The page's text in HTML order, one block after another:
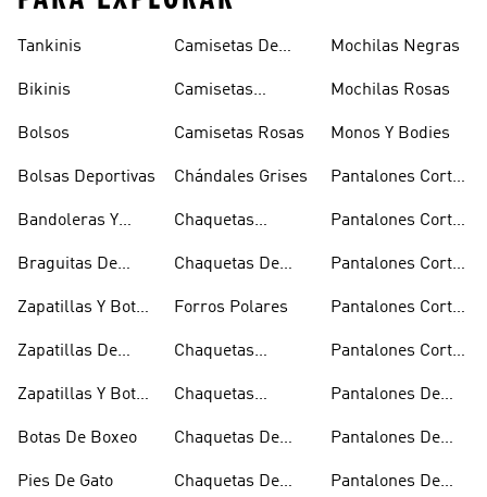
Tankinis
Bikinis
Bolsos
Bolsas Deportivas
Bandoleras Y
Hombro
Braguitas De
Zapatillas Y Botas
Zapatillas De
Zapatillas Y Botas
Botas De Boxeo
Pies De Gato
Camisetas De
Camisetas
Camisetas Rosas
Chándales Grises
Chaquetas
Acolchados
Chaquetas De
Forros Polares
Chaquetas
Chaquetas
Chaquetas De
Chaquetas De
Mochilas Negras
Mochilas Rosas
Monos Y Bodies
Pantalones Cortos
Pantalones Cortos
Pantalones Cortos
Pantalones Cortos
Pantalones Cortos
Pantalones De
Pantalones De
Pantalones De